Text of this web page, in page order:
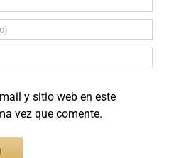
y sitio web en este
vez que comente.